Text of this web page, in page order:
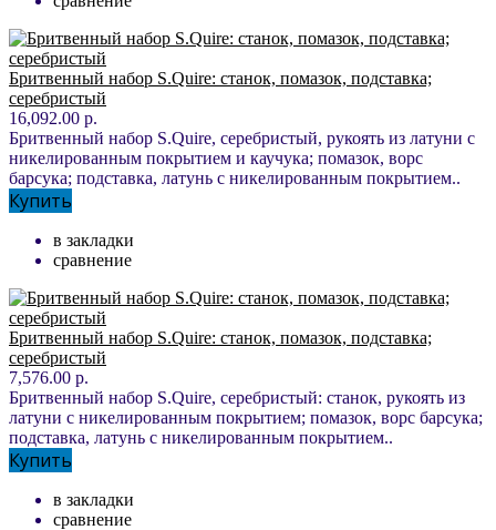
Бритвенный набор S.Quire: станок, помазок, подставка;
серебристый
16,092.00 р.
Бритвенный набор S.Quire, серебристый, рукоять из латуни с
никелированным покрытием и каучука; помазок, ворс
барсука; подставка, латунь с никелированным покрытием..
Купить
в закладки
сравнение
Бритвенный набор S.Quire: станок, помазок, подставка;
серебристый
7,576.00 р.
Бритвенный набор S.Quire, серебристый: станок, рукоять из
латуни с никелированным покрытием; помазок, ворс барсука;
подставка, латунь с никелированным покрытием..
Купить
в закладки
сравнение